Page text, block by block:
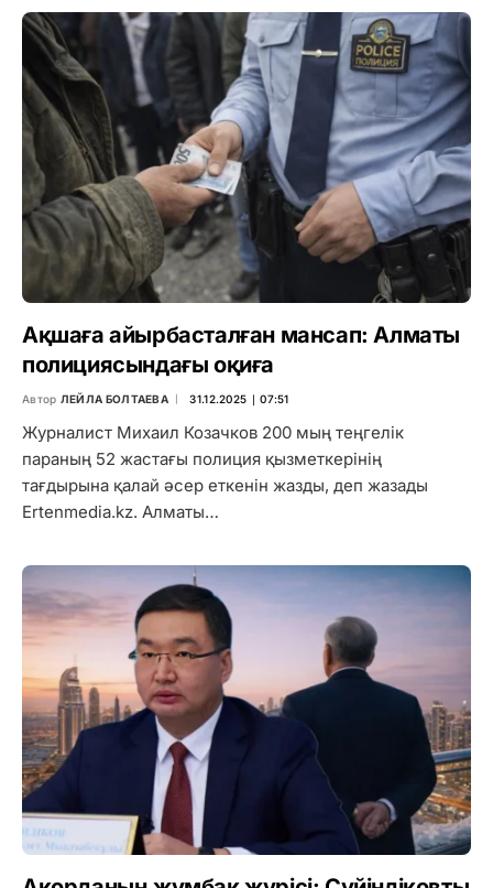
Ақшаға айырбасталған мансап: Алматы
полициясындағы оқиға
Автор ЛЕЙЛА БОЛТАЕВА 31.12.2025 ∣ 07:51
Журналист Михаил Козачков 200 мың теңгелік
параның 52 жастағы полиция қызметкерінің
тағдырына қалай әсер еткенін жазды, деп жазады
Ertenmedia.kz. Алматы…